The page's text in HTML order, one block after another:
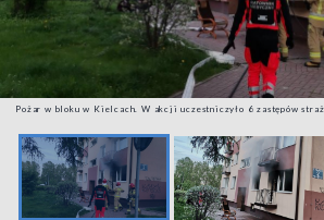
Pożar w bloku w Kielcach. W akcji uczestniczyło 6 zastępów